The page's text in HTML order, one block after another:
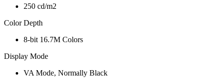
250 cd/m2
Color Depth
8-bit 16.7M Colors
Display Mode
VA Mode, Normally Black